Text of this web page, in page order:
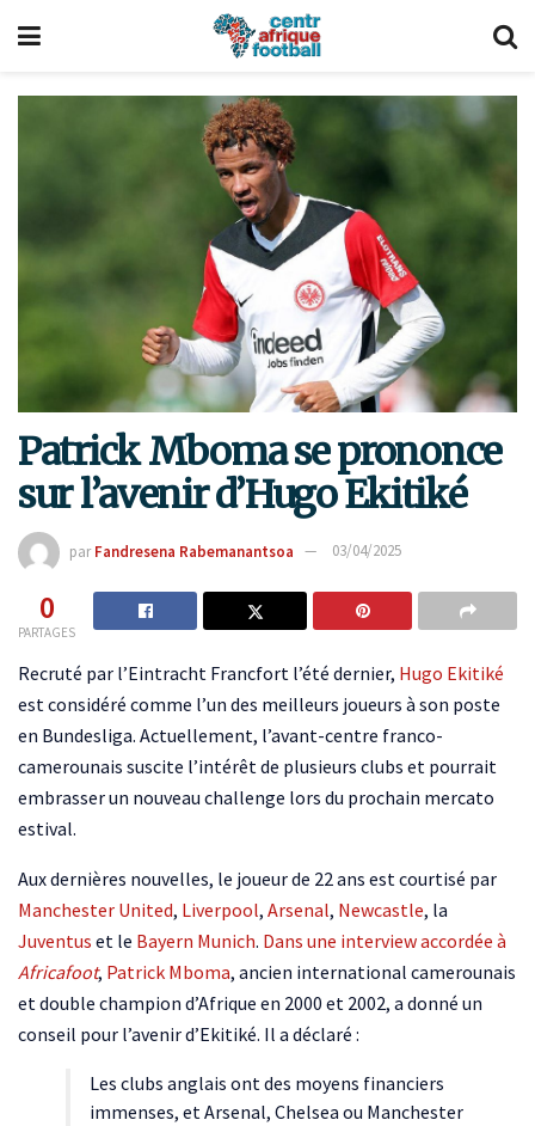
Patrick Mboma se prononce
sur l’avenir d’Hugo Ekitiké
par Fandresena Rabemanantsoa 03/04/2025
0
PARTAGES
Recruté par l’Eintracht Francfort l’été dernier, Hugo Ekitiké
est considéré comme l’un des meilleurs joueurs à son poste
en Bundesliga. Actuellement, l’avant-centre franco-
camerounais suscite l’intérêt de plusieurs clubs et pourrait
embrasser un nouveau challenge lors du prochain mercato
estival.
Aux dernières nouvelles, le joueur de 22 ans est courtisé par
Manchester United, Liverpool, Arsenal, Newcastle, la
Juventus et le Bayern Munich. Dans une interview accordée à
Africafoot, Patrick Mboma, ancien international camerounais
et double champion d’Afrique en 2000 et 2002, a donné un
conseil pour l’avenir d’Ekitiké. Il a déclaré :
Les clubs anglais ont des moyens financiers
immenses, et Arsenal, Chelsea ou Manchester